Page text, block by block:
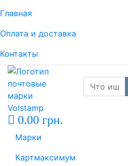
Главная
Оплата и доставка
Контакты
0.00 грн.
Марки
Картмаксимум